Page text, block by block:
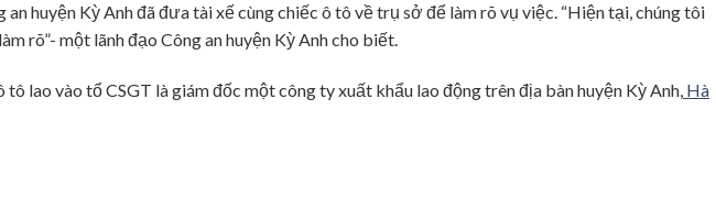
an huyện Kỳ Anh đã đưa tài xế cùng chiếc ô tô về trụ sở để làm rõ vụ việc. “Hiện tại, chúng tôi
rõ”- một lãnh đạo Công an huyện Kỳ Anh cho biết.
lao vào tổ CSGT là giám đốc một công ty xuất khẩu lao động trên địa bàn huyện Kỳ Anh, Hà